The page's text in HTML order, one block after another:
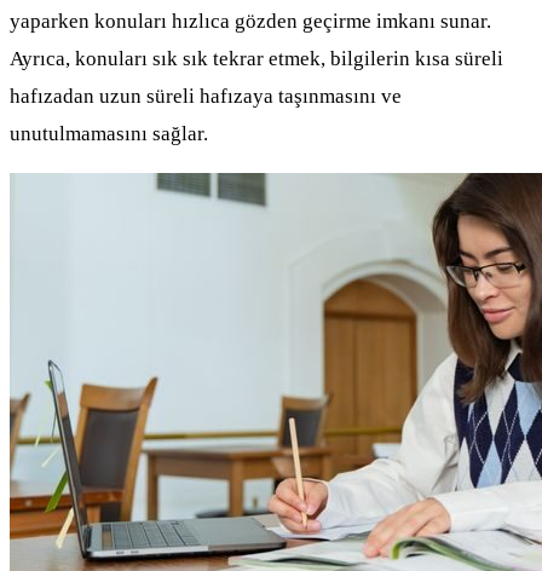
yaparken konuları hızlıca gözden geçirme imkanı sunar.
Ayrıca, konuları sık sık tekrar etmek, bilgilerin kısa süreli
hafızadan uzun süreli hafızaya taşınmasını ve
unutulmamasını sağlar.